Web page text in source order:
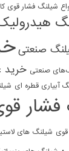
شیلنگ فشار قوی
صنعتی
صنعتی خرید
آبیاری قطره ای
شیلنگ های